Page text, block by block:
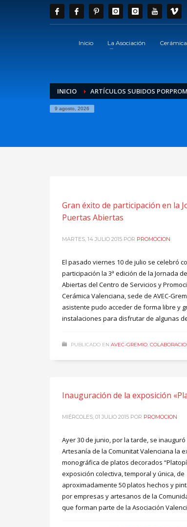
Inicio La Asociación
INICIO ARTÍCULOS SUBIDOS
9 agosto, 2026
Gran éxito de participación en la
Puertas Abiertas
MARTES, 14 JULIO 2015 POR PROMOCION
El pasado viernes 10 de julio se celebró
participación la 3ª edición de la Jornada
Abiertas del Centro de Servicios y
Cerámica Valenciana, sede de AVEC-
asistente pudo acceder de forma libre y
instalaciones para disfrutar de algunas
PUBLICADO EN AVEC-GREMIO,
Inauguración de la exposición
MIÉRCOLES, 01 JULIO 2015 POR PROMOCION
Ayer 30 de junio, por la tarde, se
Artesanía de la Comunitat Valenciana la
monográfica de platos decorados
exposición colectiva, temporal y única, de
aproximadamente 50 platos hechos y
por empresas y artesanos de la
que forman parte de la Asociación